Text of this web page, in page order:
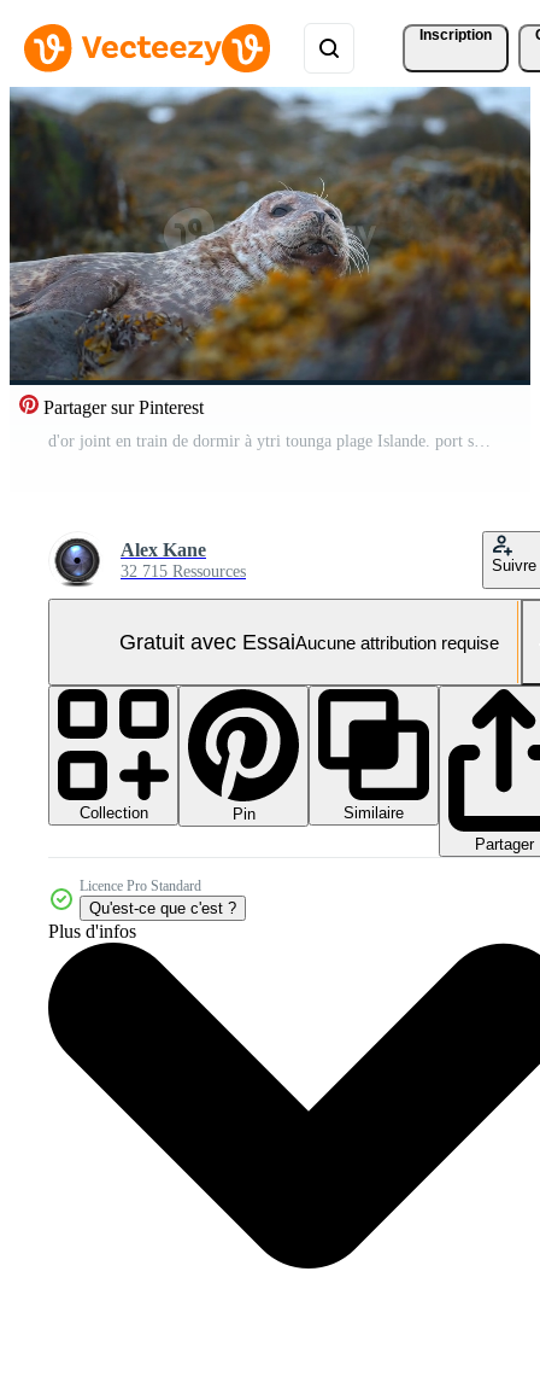
Inscription
Partager sur Pinterest
d'or joint en train de dormir à ytri tounga plage Islande. port scellés, occidental fjords, Islande. port scellés dans le des eaux de le skotur fjord près litlibaer, occidental fjords, Islande Vidéo Pro
Alex Kane
32 715 Ressources Suivre
Gratuit avec EssaiAucune attribution requise
Collection Pin
Similaire
Partager
Licence Pro Standard
Qu'est-ce que c'est ?
Plus d'infos